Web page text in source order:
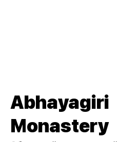
Abhayagiri
Monastery